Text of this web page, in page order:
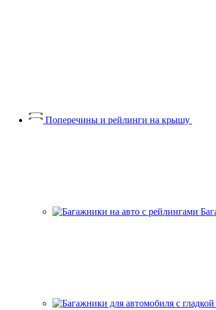
Поперечины и рейлинги на крышу